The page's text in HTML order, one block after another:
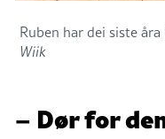
Ruben har dei siste
Wiik
– Dør for